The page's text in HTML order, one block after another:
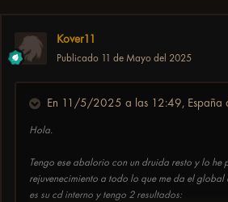
Kover11
Publicado 11 de Mayo del 2025
En 11/5/2025 a las 12:49, España
Hola.
Tengo ese abalorio con un druida resto y lo
rejuvenecimiento a todo lo que me da el
es su cd interno y tengo 2 resultados: